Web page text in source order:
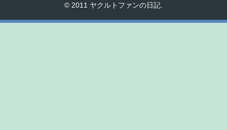
© 2011 ヤクルトファンの日記.